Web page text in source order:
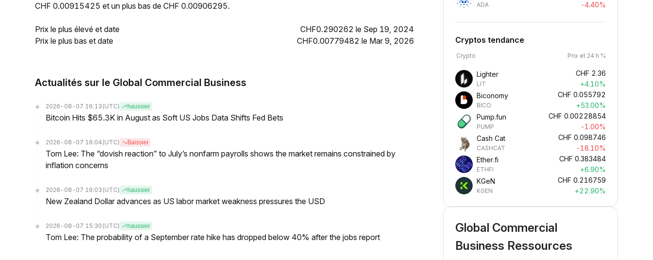
CHF 0.00915425 et un plus bas de CHF 0.00906295.
Prix le plus élevé et date
CHF0.290262 le Sep 19, 2024
Prix le plus bas et date
CHF0.00779482 le Mar 9, 2026
Actualités sur le Global Commercial Business
2026-08-07 16:13 (UTC) haussier
Bitcoin Hits $65.3K in August as Soft US Jobs Data Shifts Fed Bets
2026-08-07 16:04 (UTC) Baissier
Tom Lee: The “dovish reaction” to July’s nonfarm payrolls shows the market remains constrained by
inflation concerns
2026-08-07 16:03 (UTC) haussier
New Zealand Dollar advances as US labor market weakness pressures the USD
2026-08-07 15:30 (UTC) haussier
Tom Lee: The probability of a September rate hike has dropped below 40% after the jobs report
ADA
-4.40%
Cryptos tendance
Crypto Prix et 24 h %
Lighter
LIT
CHF 2.36
+4.10%
Biconomy
BICO
CHF 0.055792
+53.00%
Pump.fun
PUMP
CHF 0.00228854
-1.00%
Cash Cat
CASHCAT
CHF 0.098746
-18.10%
Ether.fi
ETHFI
CHF 0.383484
+6.90%
KGeN
KGEN
CHF 0.216759
+22.90%
Global Commercial
Business Ressources